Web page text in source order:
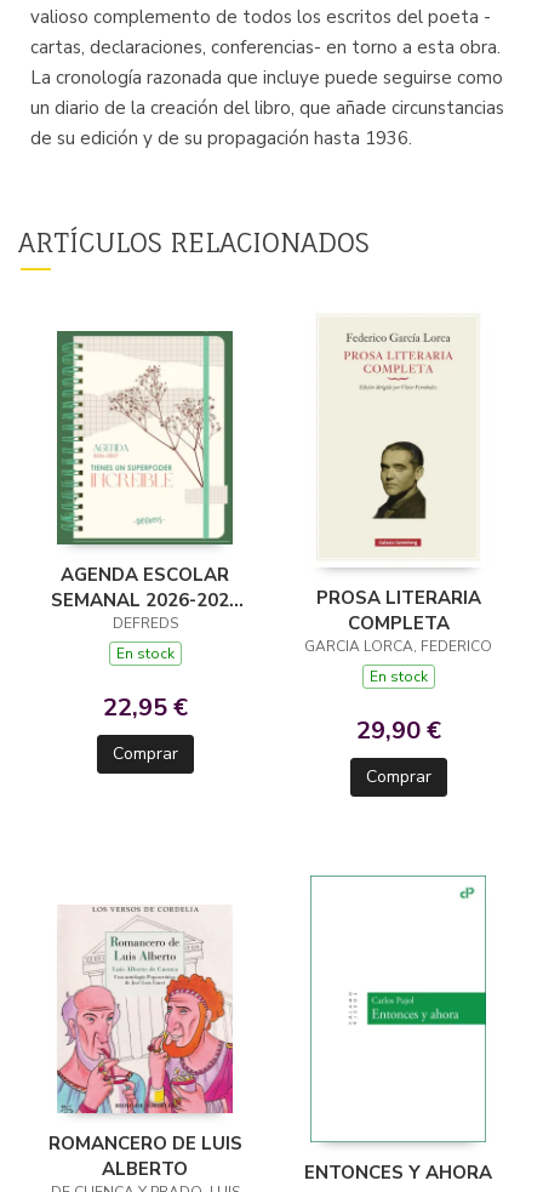
valioso complemento de todos los escritos del poeta -
cartas, declaraciones, conferencias- en torno a esta obra.
La cronología razonada que incluye puede seguirse como
un diario de la creación del libro, que añade circunstancias
de su edición y de su propagación hasta 1936.
ARTÍCULOS RELACIONADOS
AGENDA ESCOLAR
SEMANAL 2026-2027
DEFREDS
DEFREDS
En stock
22,95 €
Comprar
PROSA LITERARIA
COMPLETA
GARCIA LORCA, FEDERICO
En stock
29,90 €
Comprar
ROMANCERO DE LUIS
ALBERTO
ENTONCES Y AHORA